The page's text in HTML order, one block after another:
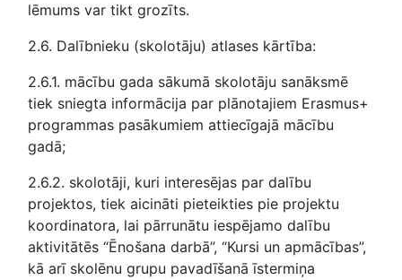
lēmums var tikt grozīts.
2.6. Dalībnieku (skolotāju) atlases kārtība:
2.6.1. mācību gada sākumā skolotāju sanāksmē
tiek sniegta informācija par plānotajiem Erasmus+
programmas pasākumiem attiecīgajā mācību
gadā;
2.6.2. skolotāji, kuri interesējas par dalību
projektos, tiek aicināti pieteikties pie projektu
koordinatora, lai pārrunātu iespējamo dalību
aktivitātēs “Ēnošana darbā”, “Kursi un apmācības”,
kā arī skolēnu grupu pavadīšanā īstermiņa